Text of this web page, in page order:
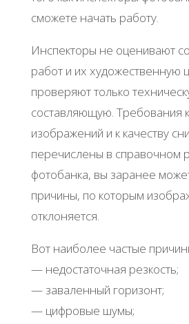
сможете начать работу.
Инспекторы не оценивают
работ и их художественную
проверяют только
составляющую. Требования
изображений и к качеству
перечислены в справочном
фотобанка, вы заранее
причины, по которым
отклоняется.
Вот наиболее частые
— недостаточная резкость;
— заваленный горизонт;
— цифровые шумы;